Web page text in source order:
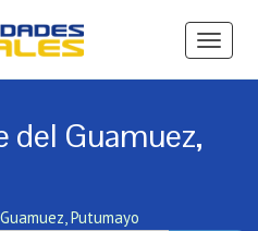
Ver
del Guamuez,
Putumayo